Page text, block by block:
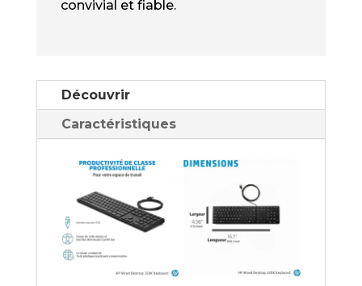
SLIMconvivial et fiable.
Découvrir
Caractéristiques